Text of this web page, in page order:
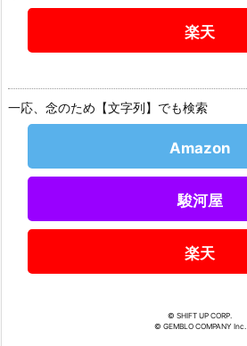
楽天
一応、念のため【文字列】でも検索
Amazon
駿河屋
楽天
© SHIFT UP CORP.
© GEMBLO COMPANY Inc.